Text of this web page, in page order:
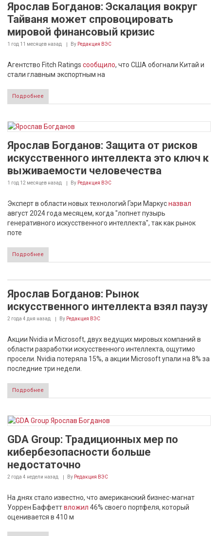
Ярослав Богданов: Эскалация вокруг
Тайваня может спровоцировать
мировой финансовый кризис
1 год 11 месяцев назад By Редакция ВЭС
Агентство Fitch Ratings сообщило, что США обогнали Китай и
стали главным экспортным на
Подробнее
Ярослав Богданов: Защита от рисков
искусственного интеллекта это ключ к
выживаемости человечества
1 год 12 месяцев назад By Редакция ВЭС
Эксперт в области новых технологий Гэри Маркусназвал
август 2024 года месяцем, когда "лопнет пузырь
генеративного искусственного интеллекта", так как рынок
поте
Подробнее
Ярослав Богданов: Рынок
искусственного интеллекта взял паузу
2 года 4 дня назад By Редакция ВЭС
Акции Nvidia и Microsoft, двух ведущих мировых компаний в
области разработки искусственного интеллекта, ощутимо
просели. Nvidia потеряла 15%, а акции Microsoft упали на 8% за
последние три недели.
Подробнее
GDA Group: Традиционных мер по
кибербезопасности больше
недостаточно
2 года 4 недели назад By Редакция ВЭС
На днях стало известно, что американский бизнес-магнат
Уоррен Баффеттвложил 46% своего портфеля, который
оценивается в 410 м